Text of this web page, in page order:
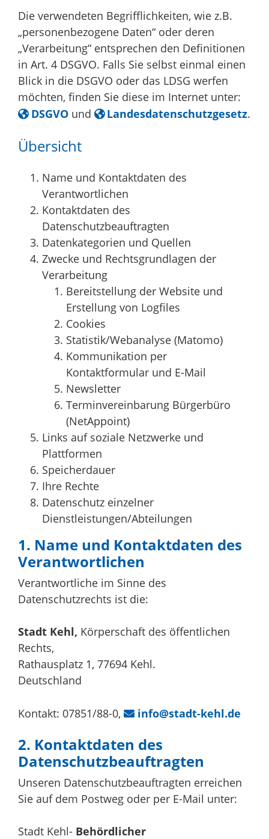
Die verwendeten Begrifflichkeiten, wie z.B.
„personenbezogene Daten“ oder deren
„Verarbeitung“ entsprechen den Definitionen
in Art. 4 DSGVO. Falls Sie selbst einmal einen
Blick in die DSGVO oder das LDSG werfen
möchten, finden Sie diese im Internet unter:
DSGVOund Landesdatenschutzgesetz.
Übersicht
Name und Kontaktdaten des
Verantwortlichen
Kontaktdaten des
Datenschutzbeauftragten
Datenkategorien und Quellen
Zwecke und Rechtsgrundlagen der
Verarbeitung
Bereitstellung der Website und
Erstellung von Logfiles
Cookies
Statistik/Webanalyse (Matomo)
Kommunikation per
Kontaktformular und E-Mail
Newsletter
Terminvereinbarung Bürgerbüro
(NetAppoint)
Links auf soziale Netzwerke und
Plattformen
Speicherdauer
Ihre Rechte
Datenschutz einzelner
Dienstleistungen/Abteilungen
1. Name und Kontaktdaten des
Verantwortlichen
Verantwortliche im Sinne des
Datenschutzrechts ist die:
Stadt Kehl, Körperschaft des öffentlichen
Rechts,
Rathausplatz 1, 77694 Kehl.
Deutschland
Kontakt: 07851/88-0, info@stadt-kehl.de
2. Kontaktdaten des
Datenschutzbeauftragten
Unseren Datenschutzbeauftragten erreichen
Sie auf dem Postweg oder per E-Mail unter:
Stadt Kehl- Behördlicher